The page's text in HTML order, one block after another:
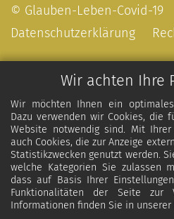
Wir achten Ihre
Wir möchten Ihnen ein
Dazu verwenden wir Cookies, die
Website notwendig sind. Mit
auch Cookies, die zur Anzeige
Statistikzwecken genutzt werden.
welche Kategorien Sie zulassen
dass auf Basis Ihrer
Funktionalitäten der Seite zur
Informationen finden Sie in unserer
© Glauben-Leben-Covid-19
Datenschutzerklärung